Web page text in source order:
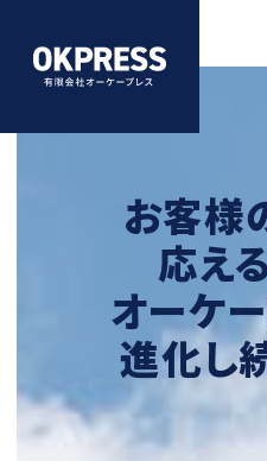
お客様
応え
オーケ
進化し